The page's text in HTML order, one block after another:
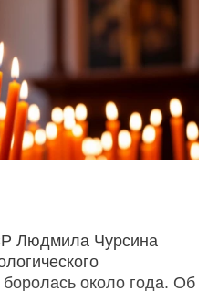
Людмила Чурсина
около года. Об